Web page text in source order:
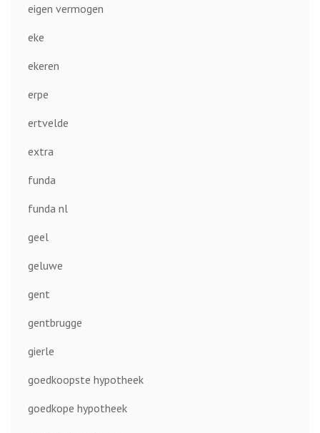
eigen vermogen
eke
ekeren
erpe
ertvelde
extra
funda
funda nl
geel
geluwe
gent
gentbrugge
gierle
goedkoopste hypotheek
goedkope hypotheek